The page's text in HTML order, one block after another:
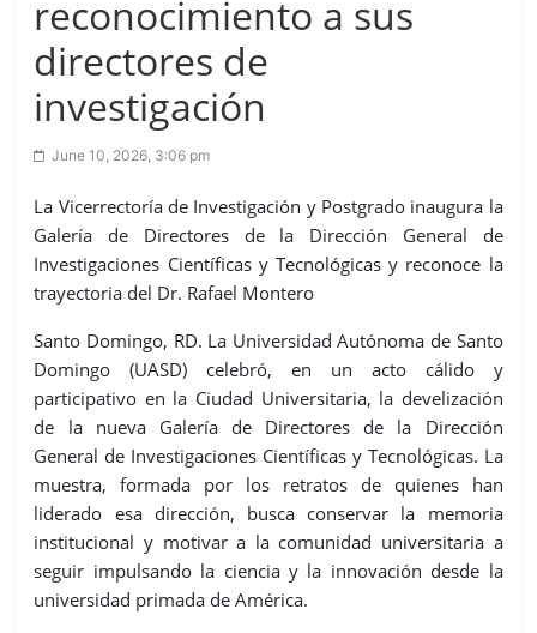
reconocimiento a sus
directores de
investigación
June 10, 2026, 3:06 pm
La Vicerrectoría de Investigación y Postgrado inaugura la
Galería de Directores de la Dirección General de
Investigaciones Científicas y Tecnológicas y reconoce la
trayectoria del Dr. Rafael Montero
Santo Domingo, RD. La Universidad Autónoma de Santo
Domingo (UASD) celebró, en un acto cálido y
participativo en la Ciudad Universitaria, la develización
de la nueva Galería de Directores de la Dirección
General de Investigaciones Científicas y Tecnológicas. La
muestra, formada por los retratos de quienes han
liderado esa dirección, busca conservar la memoria
institucional y motivar a la comunidad universitaria a
seguir impulsando la ciencia y la innovación desde la
universidad primada de América.